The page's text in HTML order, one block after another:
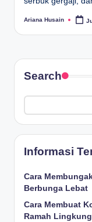
Posted
Ariana Husain
Search
Informasi
Cara
Berbunga Lebat
Cara Membuat
Ramah